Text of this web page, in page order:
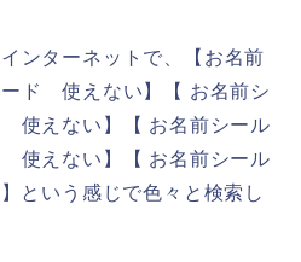
ンターネットで、【お名前
ド 使えない】【 お名前シ
えない】【 お名前シール
えない】【 お名前シール
いう感じで色々と検索し